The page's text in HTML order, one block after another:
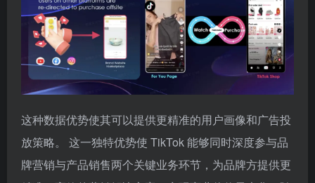
这种数据优势使其可以提供更精准的用户画像和广告投
放策略。 这一独特优势使 TikTok 能够同时深度参与品
牌营销与产品销售两个关键业务环节，为品牌方提供更